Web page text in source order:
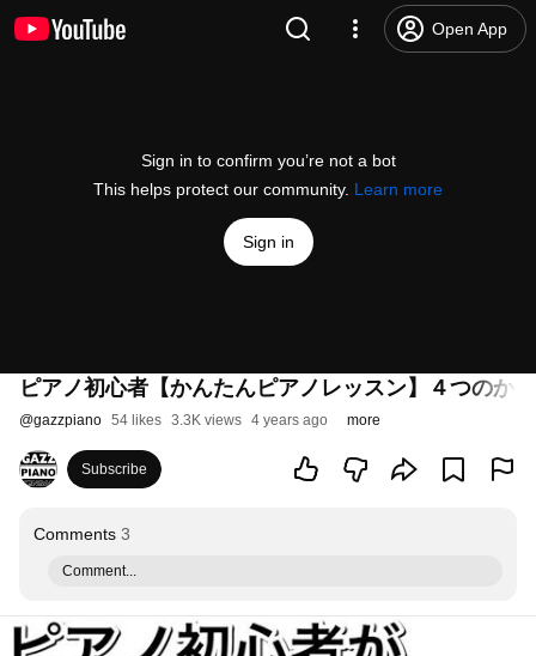
Open App
Sign in to confirm you’re not a bot
This helps protect our community. Learn more
Sign in
ピアノ初心者【かんたんピアノレッスン】４つのか
@gazzpiano 54 likes 3.3K views 4 years ago more
Subscribe
Comments 3
Comment...